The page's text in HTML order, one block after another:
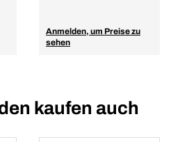
Anmelden, um Preise zu
sehen
kaufen auch